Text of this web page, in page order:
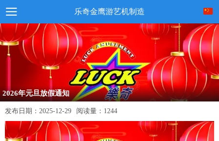
乐奇金鹰游艺机制造
2026年元旦放假通知
发布日期： 2025-12-29 阅读量： 1244